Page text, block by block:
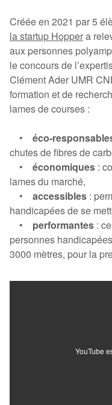
Créée en 2021 par 5
la startup Hoppera
aux personnes
le concours de
Clément Ader UMR
formation et de
lames de courses :
• éco-
chutes de fibres de
• économiques :
lames du marché,
• accessibles :
handicapées de se
• performantes :
personnes
3000 mètres, pour la
YouTube